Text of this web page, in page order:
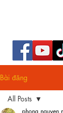
Bài đăng
All Posts
phong nguyen